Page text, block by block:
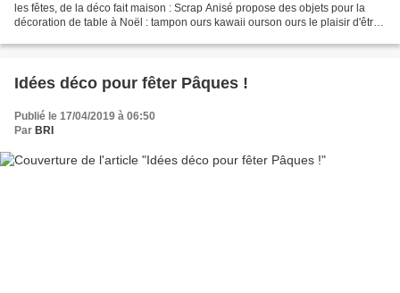
les fêtes, de la déco fait maison : Scrap Anisé propose des objets pour la
décoration de table à Noël : tampon ours kawaii ourson ours le plaisir d'être
Idées déco pour fêter Pâques !
Publié le 17/04/2019 à 06:50
Par BRI